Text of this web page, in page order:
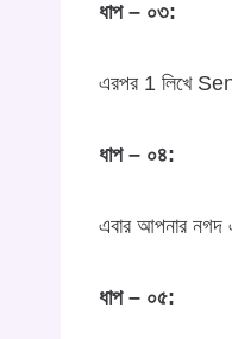
ধাপ – ০৩:
এরপর 1 লিখে
ধাপ – ০৪:
এবার আপনার নগদ
ধাপ – ০৫: